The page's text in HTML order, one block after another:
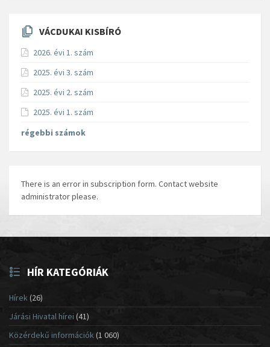
VÁCDUKAI KISBÍRÓ
2026. évi 1. szám
2025. évi 3. szám
2025. évi 2. szám
2025. évi 1. szám
régebbi számok
There is an error in subscription form. Contact website
administrator please.
HÍR KATEGÓRIÁK
Hírek(26)
Járási Hivatal hírei (41)
Közérdekű információk(1 060)